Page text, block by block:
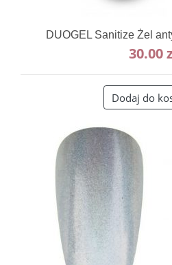
DUOGEL Sanitize Żel
30.00
Dodaj do